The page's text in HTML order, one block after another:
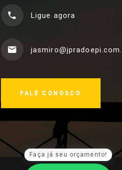
Faça já seu orçamento!
Ligue agora
FALE CONOSCO